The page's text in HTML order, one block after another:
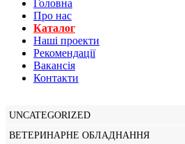
Головна
Про нас
Каталог
Нашi проекти
Рекомендації
Вакансiя
Контакти
UNCATEGORIZED
ВЕТЕРИНАРНЕ ОБЛАДНАННЯ